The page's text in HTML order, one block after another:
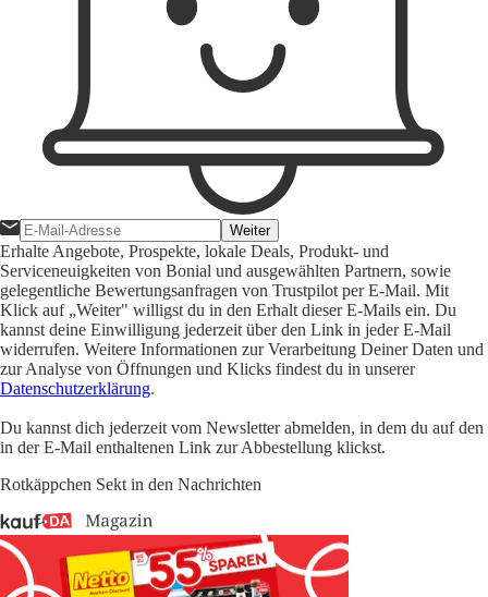
Weiter
Erhalte Angebote, Prospekte, lokale Deals, Produkt- und
Serviceneuigkeiten von Bonial und ausgewählten Partnern, sowie
gelegentliche Bewertungsanfragen von Trustpilot per E-Mail. Mit
Klick auf „Weiter" willigst du in den Erhalt dieser E-Mails ein. Du
kannst deine Einwilligung jederzeit über den Link in jeder E-Mail
widerrufen. Weitere Informationen zur Verarbeitung Deiner Daten und
zur Analyse von Öffnungen und Klicks findest du in unserer
Datenschutzerklärung.
Du kannst dich jederzeit vom Newsletter abmelden, in dem du auf den
in der E-Mail enthaltenen Link zur Abbestellung klickst.
Rotkäppchen Sekt in den Nachrichten